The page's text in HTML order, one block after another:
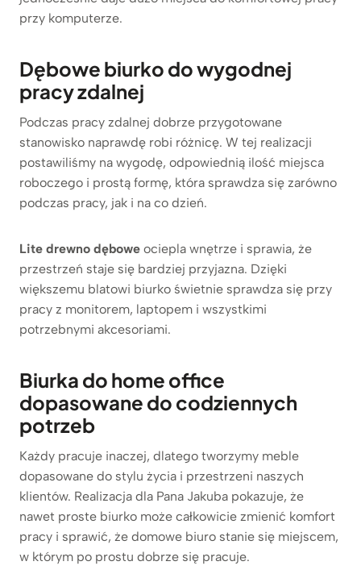
przy komputerze.
Dębowe biurko do wygodnej
pracy zdalnej
Podczas pracy zdalnej dobrze przygotowane
stanowisko naprawdę robi różnicę. W tej realizacji
postawiliśmy na wygodę, odpowiednią ilość miejsca
roboczego i prostą formę, która sprawdza się zarówno
podczas pracy, jak i na co dzień.
Lite drewno dębowe ociepla wnętrze i sprawia, że
przestrzeń staje się bardziej przyjazna. Dzięki
większemu blatowi biurko świetnie sprawdza się przy
pracy z monitorem, laptopem i wszystkimi
potrzebnymi akcesoriami.
Biurka do home office
dopasowane do codziennych
potrzeb
Każdy pracuje inaczej, dlatego tworzymy meble
dopasowane do stylu życia i przestrzeni naszych
klientów. Realizacja dla Pana Jakuba pokazuje, że
nawet proste biurko może całkowicie zmienić komfort
pracy i sprawić, że domowe biuro stanie się miejscem,
w którym po prostu dobrze się pracuje.